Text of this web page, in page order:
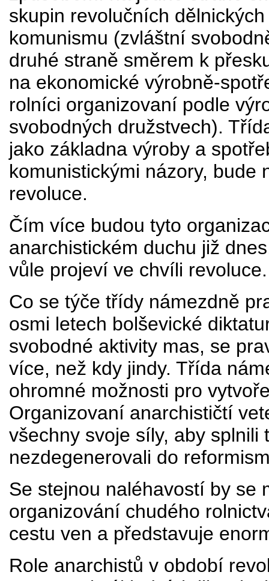
skupin revolučních
komunismu (zvláštní
druhé straně směrem k
na ekonomické výrobně-
rolníci organizovaní podle
svobodných družstvech).
jako základna výroby a
komunistickými názory, bude
revoluce.
Čím více budou tyto
anarchistickém duchu již
vůle projeví ve chvíli revoluce.
Co se týče třídy námezdně
osmi letech bolševické
svobodné aktivity mas, se
více, než kdy jindy. Třída
ohromné možnosti pro
Organizovaní anarchističtí
všechny svoje síly, aby
nezdegenerovali do
Se stejnou naléhavostí by se
organizování chudého
cestu ven a představuje
Role anarchistů v období